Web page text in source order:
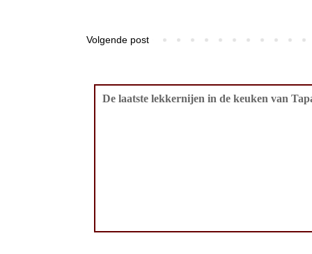
Volgende post
De laatste lekkernijen in de keuken van